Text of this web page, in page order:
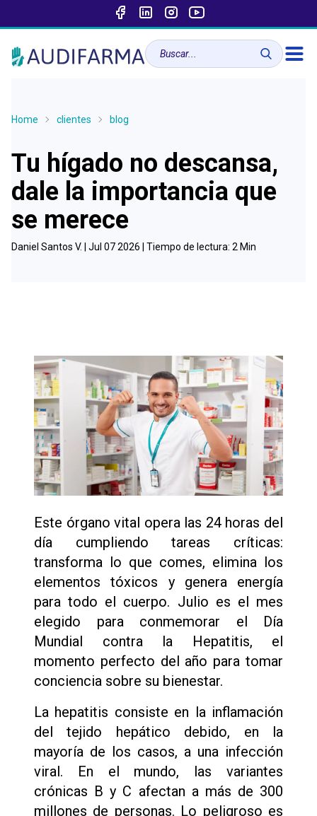
Home clientes blog
Tu hígado no descansa,
dale la importancia que
se merece
Daniel Santos V. | Jul 07 2026 | Tiempo de lectura: 2 Min
Este órgano vital opera las 24 horas del
día cumpliendo tareas críticas:
transforma lo que comes, elimina los
elementos tóxicos y genera energía
para todo el cuerpo. Julio es el mes
elegido para conmemorar el Día
Mundial contra la Hepatitis, el
momento perfecto del año para tomar
conciencia sobre su bienestar.
La hepatitis consiste en la inflamación
del tejido hepático debido, en la
mayoría de los casos, a una infección
viral. En el mundo, las variantes
crónicas B y C afectan a más de 300
millones de personas. Lo peligroso es